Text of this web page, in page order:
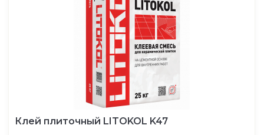
Клей плиточный LITOKOL K47